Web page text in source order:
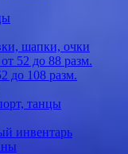
шапки, очки
52 до 88 разм.
до 108 разм.
танцы
инвентарь